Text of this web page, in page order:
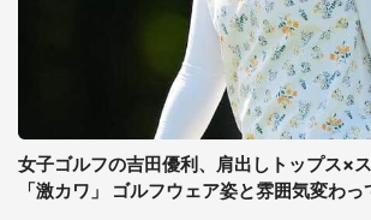
女子ゴルフの吉田優利、肩出しトップス×
「激カワ」 ゴルフウェア姿と雰囲気変わっ